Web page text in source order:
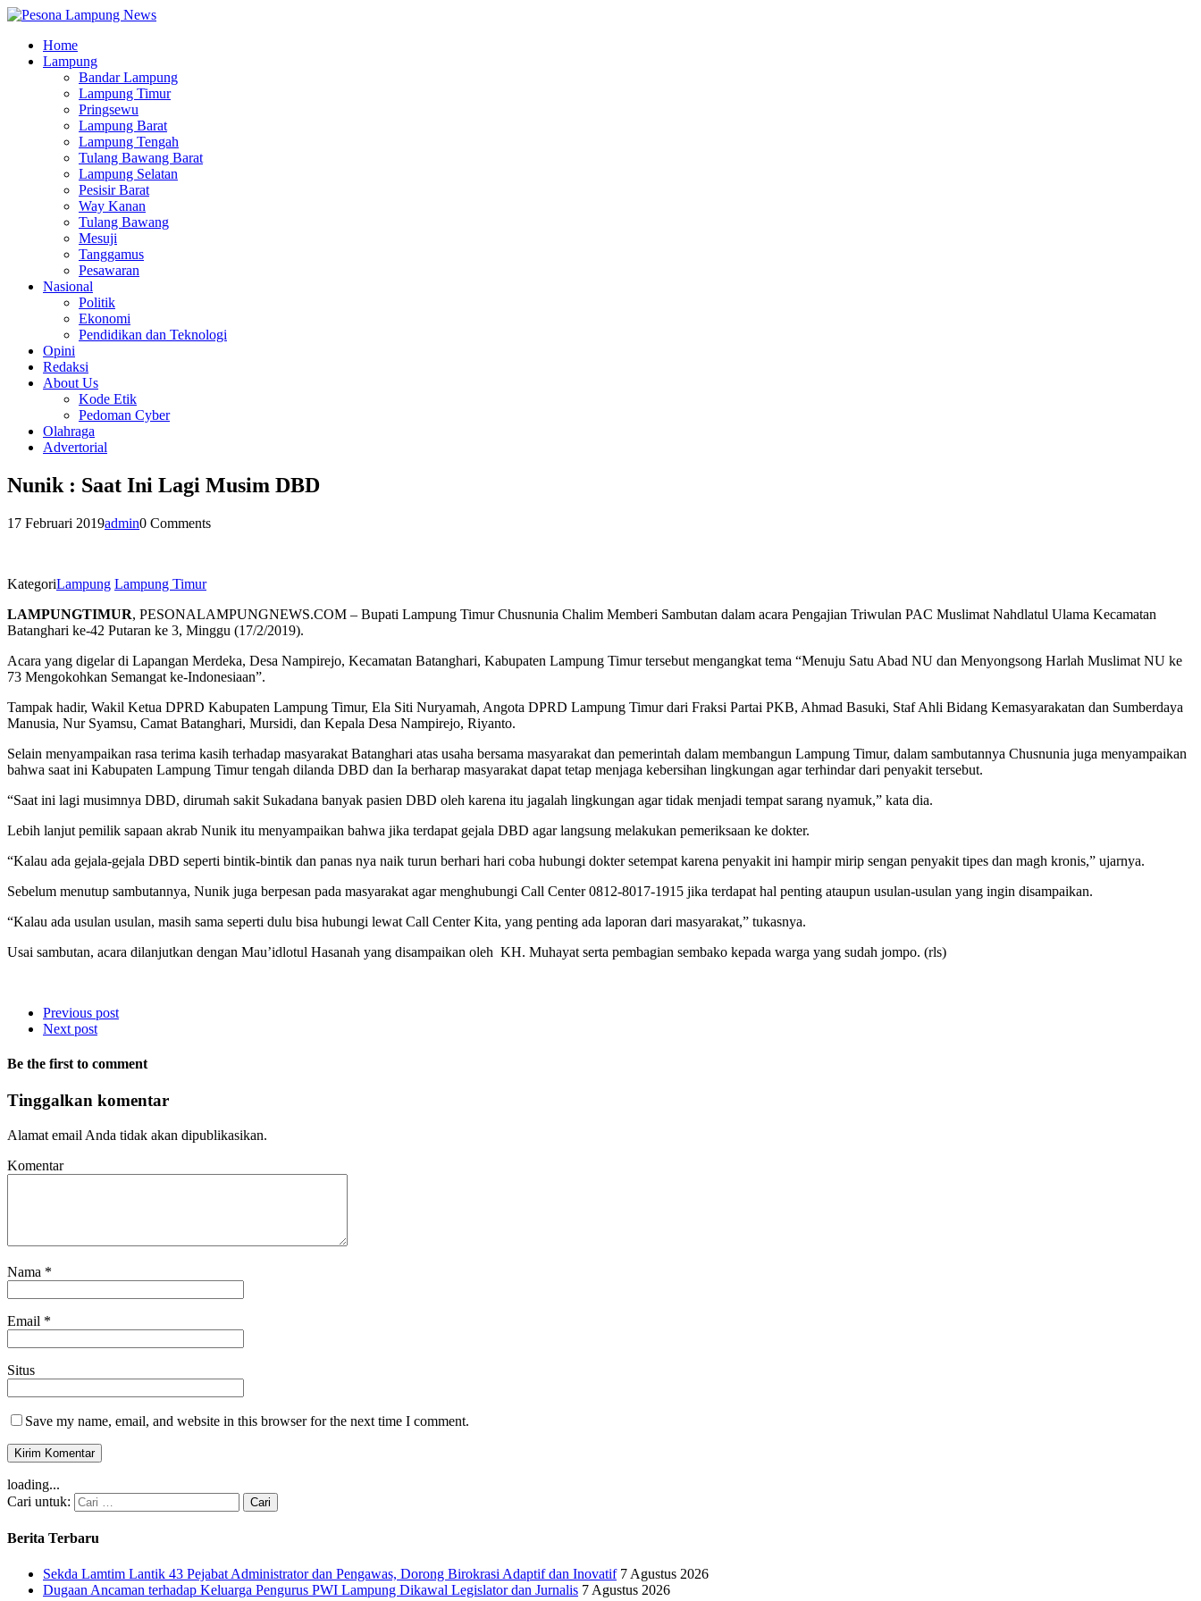
Home
Lampung
Bandar Lampung
Lampung Timur
Pringsewu
Lampung Barat
Lampung Tengah
Tulang Bawang Barat
Lampung Selatan
Pesisir Barat
Way Kanan
Tulang Bawang
Mesuji
Tanggamus
Pesawaran
Nasional
Politik
Ekonomi
Pendidikan dan Teknologi
Opini
Redaksi
About Us
Kode Etik
Pedoman Cyber
Olahraga
Advertorial
Nunik : Saat Ini Lagi Musim DBD
17 Februari 2019admin0 Comments
KategoriLampung Lampung Timur
LAMPUNGTIMUR, PESONALAMPUNGNEWS.COM – Bupati Lampung Timur Chusnunia Chalim Memberi Sambutan dalam acara Pengajian Triwulan PAC Muslimat Nahdlatul Ulama Kecamatan
Batanghari ke-42 Putaran ke 3, Minggu (17/2/2019).
Acara yang digelar di Lapangan Merdeka, Desa Nampirejo, Kecamatan Batanghari, Kabupaten Lampung Timur tersebut mengangkat tema “Menuju Satu Abad NU dan Menyongsong Harlah Muslimat NU ke
73 Mengokohkan Semangat ke-Indonesiaan”.
Tampak hadir, Wakil Ketua DPRD Kabupaten Lampung Timur, Ela Siti Nuryamah, Angota DPRD Lampung Timur dari Fraksi Partai PKB, Ahmad Basuki, Staf Ahli Bidang Kemasyarakatan dan Sumberdaya
Manusia, Nur Syamsu, Camat Batanghari, Mursidi, dan Kepala Desa Nampirejo, Riyanto.
Selain menyampaikan rasa terima kasih terhadap masyarakat Batanghari atas usaha bersama masyarakat dan pemerintah dalam membangun Lampung Timur, dalam sambutannya Chusnunia juga menyampaikan
bahwa saat ini Kabupaten Lampung Timur tengah dilanda DBD dan Ia berharap masyarakat dapat tetap menjaga kebersihan lingkungan agar terhindar dari penyakit tersebut.
“Saat ini lagi musimnya DBD, dirumah sakit Sukadana banyak pasien DBD oleh karena itu jagalah lingkungan agar tidak menjadi tempat sarang nyamuk,” kata dia.
Lebih lanjut pemilik sapaan akrab Nunik itu menyampaikan bahwa jika terdapat gejala DBD agar langsung melakukan pemeriksaan ke dokter.
“Kalau ada gejala-gejala DBD seperti bintik-bintik dan panas nya naik turun berhari hari coba hubungi dokter setempat karena penyakit ini hampir mirip sengan penyakit tipes dan magh kronis,” ujarnya.
Sebelum menutup sambutannya, Nunik juga berpesan pada masyarakat agar menghubungi Call Center 0812-8017-1915 jika terdapat hal penting ataupun usulan-usulan yang ingin disampaikan.
“Kalau ada usulan usulan, masih sama seperti dulu bisa hubungi lewat Call Center Kita, yang penting ada laporan dari masyarakat,” tukasnya.
Usai sambutan, acara dilanjutkan dengan Mau’idlotul Hasanah yang disampaikan oleh KH. Muhayat serta pembagian sembako kepada warga yang sudah jompo. (rls)
Previous post
Next post
Be the first to comment
Tinggalkan komentar
Alamat email Anda tidak akan dipublikasikan.
Komentar
Nama *
Email *
Situs
Save my name, email, and website in this browser for the next time I comment.
loading...
Cari untuk:
Berita Terbaru
Sekda Lamtim Lantik 43 Pejabat Administrator dan Pengawas, Dorong Birokrasi Adaptif dan Inovatif 7 Agustus 2026
Dugaan Ancaman terhadap Keluarga Pengurus PWI Lampung Dikawal Legislator dan Jurnalis 7 Agustus 2026